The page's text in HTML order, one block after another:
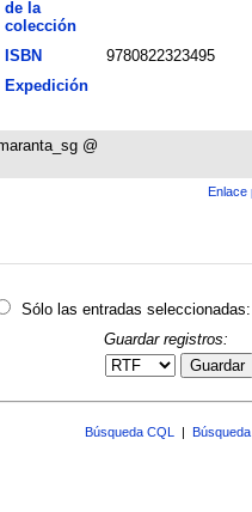
de la
colección
ISBN
9780822323495
Expedición
@
Enlace
Sólo las entradas seleccionadas:
Guardar registros:
Guardar
Búsqueda CQL